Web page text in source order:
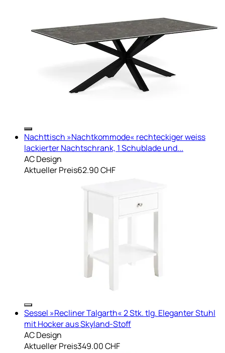
Nachttisch »Nachtkommode« rechteckiger weiss
lackierter Nachtschrank, 1 Schublade und...
AC Design
Aktueller Preis62.90 CHF
Sessel »Recliner Talgarth« 2 Stk. tlg. Eleganter Stuhl
mit Hocker aus Skyland-Stoff
AC Design
Aktueller Preis349.00 CHF